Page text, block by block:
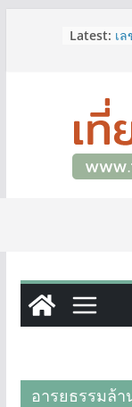
Latest: เ
แ
ดี
3
จ.
ศิ
อารยธรรมล้า